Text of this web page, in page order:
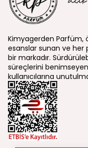
Kimyagerden Parfüm,
esanslar sunan ve
bir markadır.
süreçlerini
kullanıcılarına